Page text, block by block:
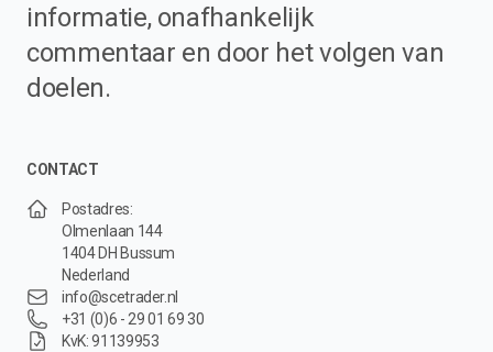
informatie, onafhankelijk
commentaar en door het volgen van
doelen.
CONTACT
Postadres:
Olmenlaan 144
1404 DH Bussum
Nederland
info@scetrader.nl
+31 (0)6 - 29 01 69 30
KvK: 91139953